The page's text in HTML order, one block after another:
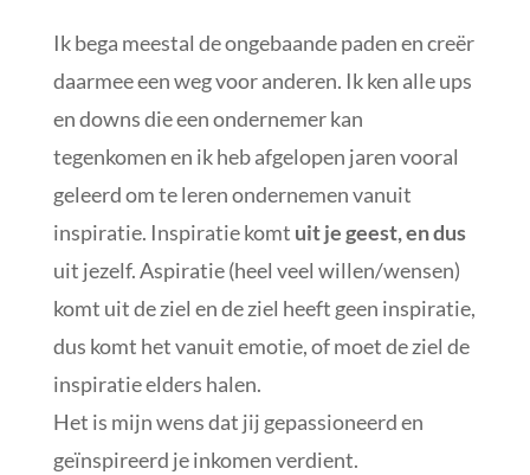
Ik bega meestal de ongebaande paden en creër
daarmee een weg voor anderen. Ik ken alle ups
en downs die een ondernemer kan
tegenkomen en ik heb afgelopen jaren vooral
geleerd om te leren ondernemen vanuit
inspiratie. Inspiratie komt uit je geest, en dus
uit jezelf. Aspiratie (heel veel willen/wensen)
komt uit de ziel en de ziel heeft geen inspiratie,
dus komt het vanuit emotie, of moet de ziel de
inspiratie elders halen.
Het is mijn wens dat jij gepassioneerd en
geïnspireerd je inkomen verdient.